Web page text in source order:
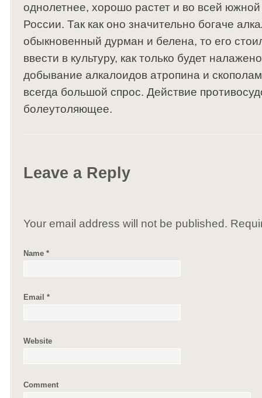
однолетнее, хорошо растет и во всей
России. Так как оно значительно богаче
обыкновенный дурман и белена, то его
ввести в культуру, как только будет
добывание алкалоидов атропина и
всегда большой спрос. Действие
болеутоляющее.
Leave a Reply
Your email address will not be published.
Name *
Email *
Website
Comment